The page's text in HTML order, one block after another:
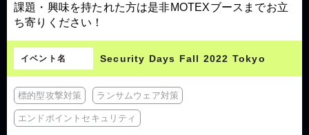
課題・興味を持たれた方は是非MOTEXブースまでお立
ち寄りください！
イベント名 Security Days Fall 2022 Tokyo
標的型攻撃対策 ランサムウェア対策
エンドポイントセキュリティ